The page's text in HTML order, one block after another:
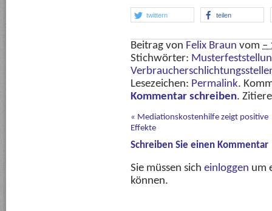
twittern teilen
Beitrag von Felix Braun vom –
Stichwörter:
Lesezeichen: Permalink.
Kommentar schreiben.
« Mediationskostenhilfe zeigt positive
Effekte
Schreiben Sie einen Kommentar
Sie müssen sich einloggen um
können.